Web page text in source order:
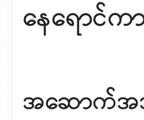
နေရောင်
အဆောက်